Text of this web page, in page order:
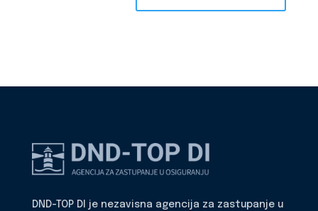
DND-TOP DI je nezavisna agencija za zastupanje u